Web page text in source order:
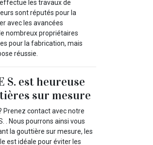
les travaux de
sont réputés pour la
avec les avancées
nombreux propriétaires
pour la fabrication, mais
réussie.
S. est heureuse
sur mesure
Prenez contact avec notre
. Nous pourrons ainsi vous
la gouttière sur mesure, les
est idéale pour éviter les